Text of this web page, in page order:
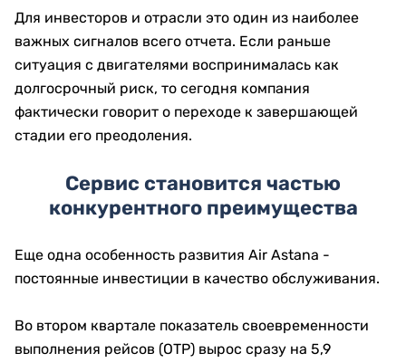
Для инвесторов и отрасли это один из наиболее
важных сигналов всего отчета. Если раньше
ситуация с двигателями воспринималась как
долгосрочный риск, то сегодня компания
фактически говорит о переходе к завершающей
стадии его преодоления.
Сервис становится частью
конкурентного преимущества
Еще одна особенность развития Air Astana -
постоянные инвестиции в качество обслуживания.
Во втором квартале показатель своевременности
выполнения рейсов (OTP) вырос сразу на 5,9